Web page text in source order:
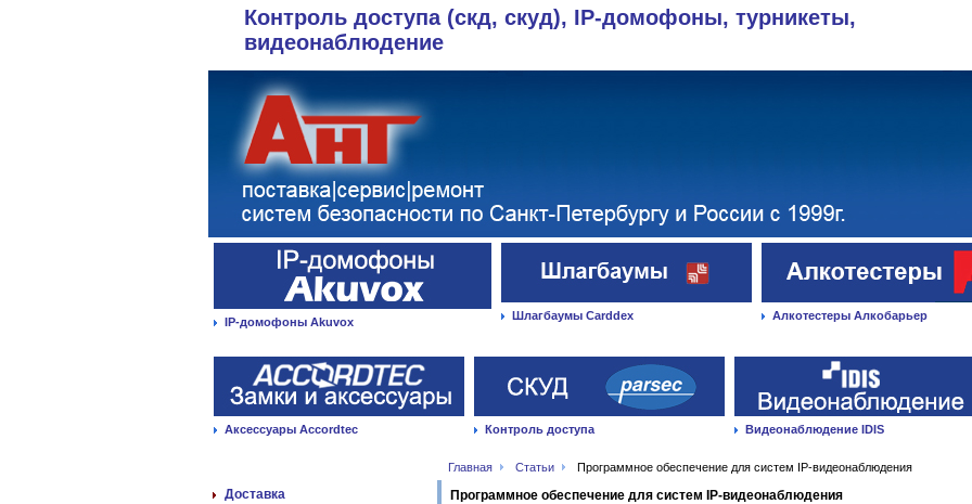
Контроль доступа (скд, скуд), IP-домофоны, турникеты,
видеонаблюдение
IP-домофоны Akuvox Шлагбаумы Carddex Алкотестеры Алкобарьер
Аксессуары Accordtec Контроль доступа Видеонаблюдение IDIS
Главная Статьи Программное обеспечение для систем IP-видеонаблюдения
Доставка Программное обеспечение для систем IP-видеонаблюдения